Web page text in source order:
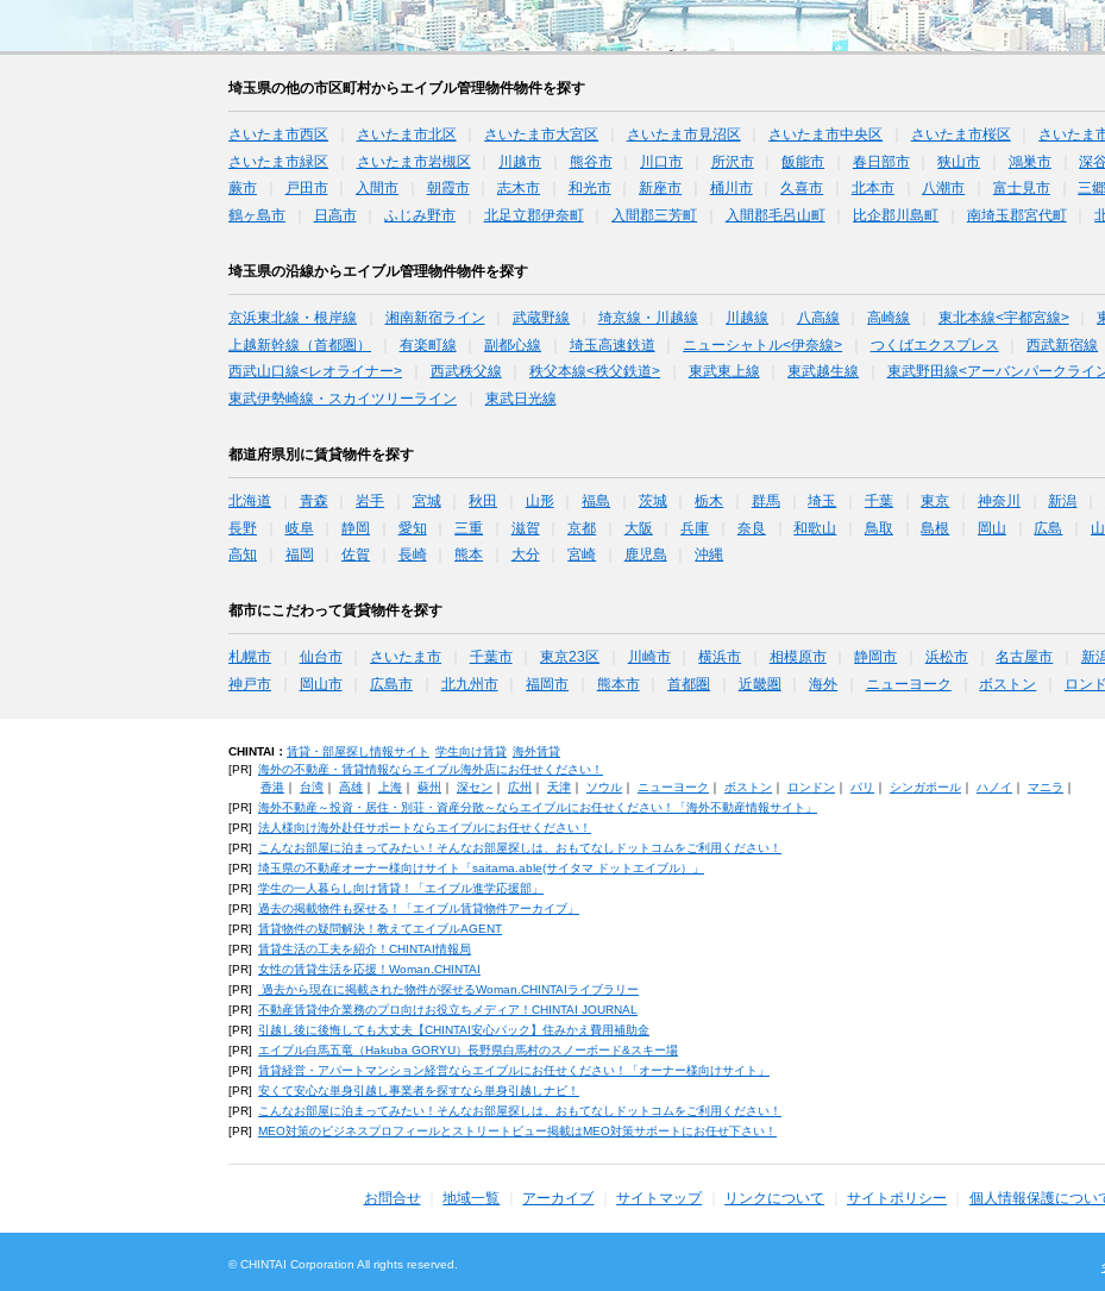
埼玉県の他の市区町村からエイブル管理物件物件を探す
さいたま市西区 さいたま市北区 さいたま市大宮区 さいたま市見沼区 さいたま市中央区 さいたま市桜区 さいたま
さいたま市緑区
さいたま市岩槻区 川越市 熊谷市 川口市 所沢市 飯能市 春日部市 狭山市 鴻巣市 深
蕨市
戸田市 入間市 朝霞市 志木市 和光市 新座市 桶川市 久喜市 北本市 八潮市 富士見市 三
鶴ヶ島市
日高市 ふじみ野市 北足立郡伊奈町 入間郡三芳町 入間郡毛呂山町 比企郡川島町 南埼玉郡宮代町
埼玉県の沿線からエイブル管理物件物件を探す
京浜東北線・根岸線 湘南新宿ライン 武蔵野線 埼京線・川越線 川越線 八高線 高崎線 東北本線<宇都宮線>
上越新幹線（首都圏）
有楽町線 副都心線 埼玉高速鉄道 ニューシャトル<伊奈線> つくばエクスプレス 西武新宿線
西武山口線<レオライナー>
西武秩父線 秩父本線<秩父鉄道> 東武東上線 東武越生線
東武野田線<アーバンパークライ
東武伊勢崎線・スカイツリーライン
東武日光線
都道府県別に賃貸物件を探す
北海道 青森 岩手 宮城 秋田 山形 福島 茨城 栃木 群馬 埼玉 千葉 東京 神奈川 新潟
長野
岐阜 静岡 愛知 三重 滋賀 京都 大阪 兵庫 奈良 和歌山 鳥取 島根 岡山 広島
高知
福岡 佐賀 長崎 熊本 大分 宮崎 鹿児島 沖縄
都市にこだわって賃貸物件を探す
札幌市 仙台市 さいたま市 千葉市 東京23区 川崎市 横浜市 相模原市 静岡市 浜松市 名古屋市 新
神戸市
岡山市 広島市 北九州市 福岡市 熊本市 首都圏 近畿圏 海外 ニューヨーク ボストン ロン
CHINTAI： 賃貸・部屋探し情報サイト 学生向け賃貸 海外賃貸
[PR] 海外の不動産・賃貸情報ならエイブル海外店にお任せください！
香港｜ 台湾｜ 高雄｜ 上海｜ 蘇州 ｜ 深セン ｜ 広州 ｜ 天津｜ ソウル｜ ニューヨーク ｜ ボストン ｜ ロンドン ｜ パリ ｜ シンガポール｜ ハノイ ｜ マニラ ｜
[PR] 海外不動産～投資・居住・別荘・資産分散～ならエイブルにお任せください！「海外不動産情報サイト」
[PR] 法人様向け海外赴任サポートならエイブルにお任せください！
[PR]
こんなお部屋に泊まってみたい！そんなお部屋探しは、おもてなしドットコムをご利用ください！
[PR] 埼玉県の不動産オーナー様向けサイト「saitama.able(サイタマ ドットエイブル）」
[PR] 学生の一人暮らし向け賃貸！「エイブル進学応援部」
[PR] 過去の掲載物件も探せる！「エイブル賃貸物件アーカイブ」
[PR] 賃貸物件の疑問解決！教えてエイブルAGENT
[PR] 賃貸生活の工夫を紹介！CHINTAI情報局
[PR] 女性の賃貸生活を応援！Woman.CHINTAI
[PR]
過去から現在に掲載された物件が探せるWoman.CHINTAIライブラリー
[PR] 不動産賃貸仲介業務のプロ向けお役立ちメディア！CHINTAI JOURNAL
[PR]
引越し後に後悔しても大丈夫【CHINTAI安心パック】住みかえ費用補助金
[PR]
エイブル白馬五竜（Hakuba GORYU）長野県白馬村のスノーボード&スキー場
[PR] 賃貸経営・アパートマンション経営ならエイブルにお任せください！「オーナー様向けサイト」
[PR] 安くて安心な単身引越し事業者を探すなら単身引越しナビ！
[PR]
こんなお部屋に泊まってみたい！そんなお部屋探しは、おもてなしドットコムをご利用ください！
[PR] MEO対策のビジネスプロフィールとストリートビュー掲載はMEO対策サポートにお任せ下さい！
お問合せ 地域一覧 アーカイブ サイトマップ リンクについて サイトポリシー 個人情報保護につい
© CHINTAI Corporation All rights reserved.